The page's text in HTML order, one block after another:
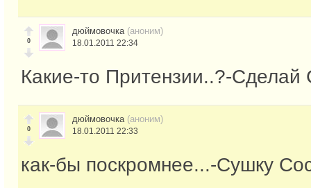
0
дюймовочка (аноним)
18.01.2011 22:34
Какие-то Притензии..?-Сделай
0
дюймовочка (аноним)
18.01.2011 22:33
как-бы поскромнее...-Сушку